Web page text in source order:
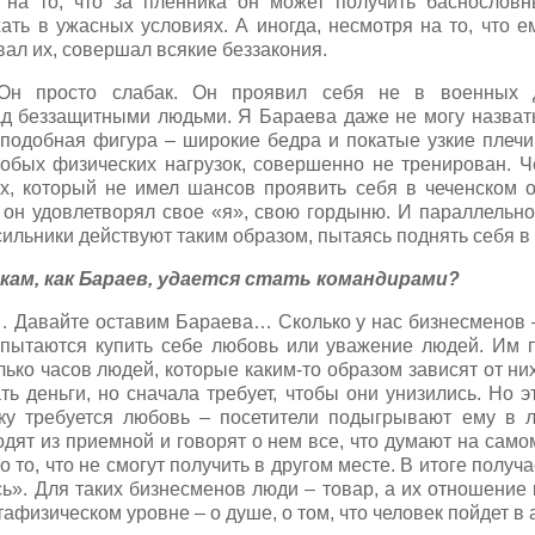
в ужасных условиях. А иногда, несмотря на то, что
их, совершал всякие беззакония.
просто слабак. Он проявил себя не в военных
беззащитными людьми. Я Бараева даже не могу
фигура – широкие бедра и покатые узкие плечи
физических нагрузок, совершенно не тренирован.
который не имел шансов проявить себя в чеченском
он удовлетворял свое «я», свою гордыню. И
действуют таким образом, пытаясь поднять себя в
как Бараев, удается стать командирами?
оставим Бараева… Сколько у нас бизнесменов
купить себе любовь или уважение людей. Им
часов людей, которые каким-то образом зависят от
деньги, но сначала требует, чтобы они унизились. Но
требуется любовь – посетители подыгрывают ему в
из приемной и говорят о нем все, что думают на
то, что не смогут получить в другом месте. В итоге
Для таких бизнесменов люди – товар, а их
уровне – о душе, о том, что человек пойдет в